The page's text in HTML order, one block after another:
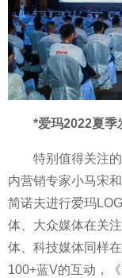
*爱玛2022夏季
特别值得关注
内营销专家小马宋
简诺夫进行爱玛
体、大众媒体在关
体、科技媒体同样
100+蓝V的互动，